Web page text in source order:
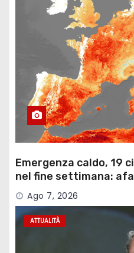
Emergenza caldo, 19
nel fine settimana:
… Ago 7, 2026
ATTUALITÀ